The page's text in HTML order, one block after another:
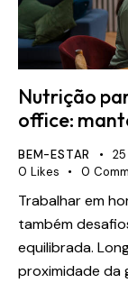
Nutrição
office:
BEM-ESTAR
0 Likes 0
Trabalhar em
também
equilibrada.
proximidade da